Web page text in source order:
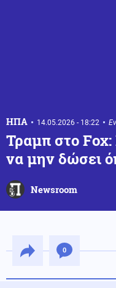
ΗΠΑ 14.05.2026 - 18:22
Τραμπ στο
να μην δώσει
Newsroom
0